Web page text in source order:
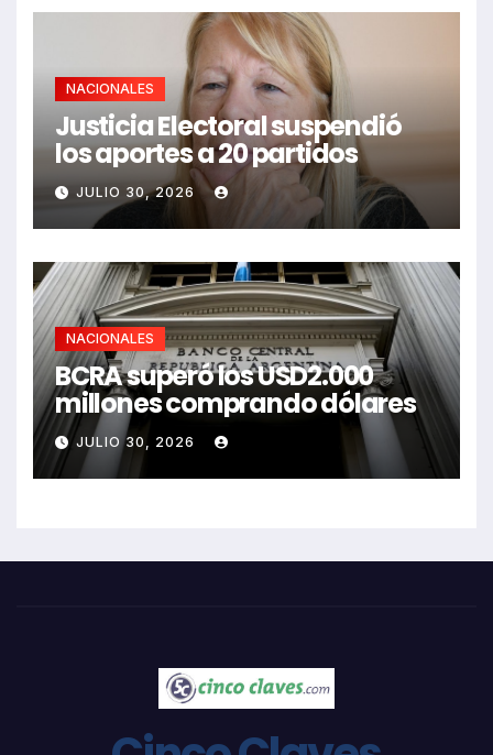
NACIONALES
Justicia Electoral suspendió
los aportes a 20 partidos
JULIO 30, 2026
NACIONALES
BCRA superó los USD2.000
millones comprando dólares
JULIO 30, 2026